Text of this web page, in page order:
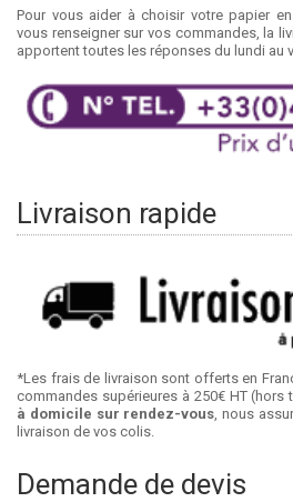
Pour vous aider à choisir votre papier
vous renseigner sur vos commandes, la
apportent toutes les réponses du lundi au
Livraison rapide
*Les frais de livraison sont offerts en
commandes supérieures à 250€ HT (hors
à domicile sur rendez-vous , nous
livraison de vos colis.
Demande de devis